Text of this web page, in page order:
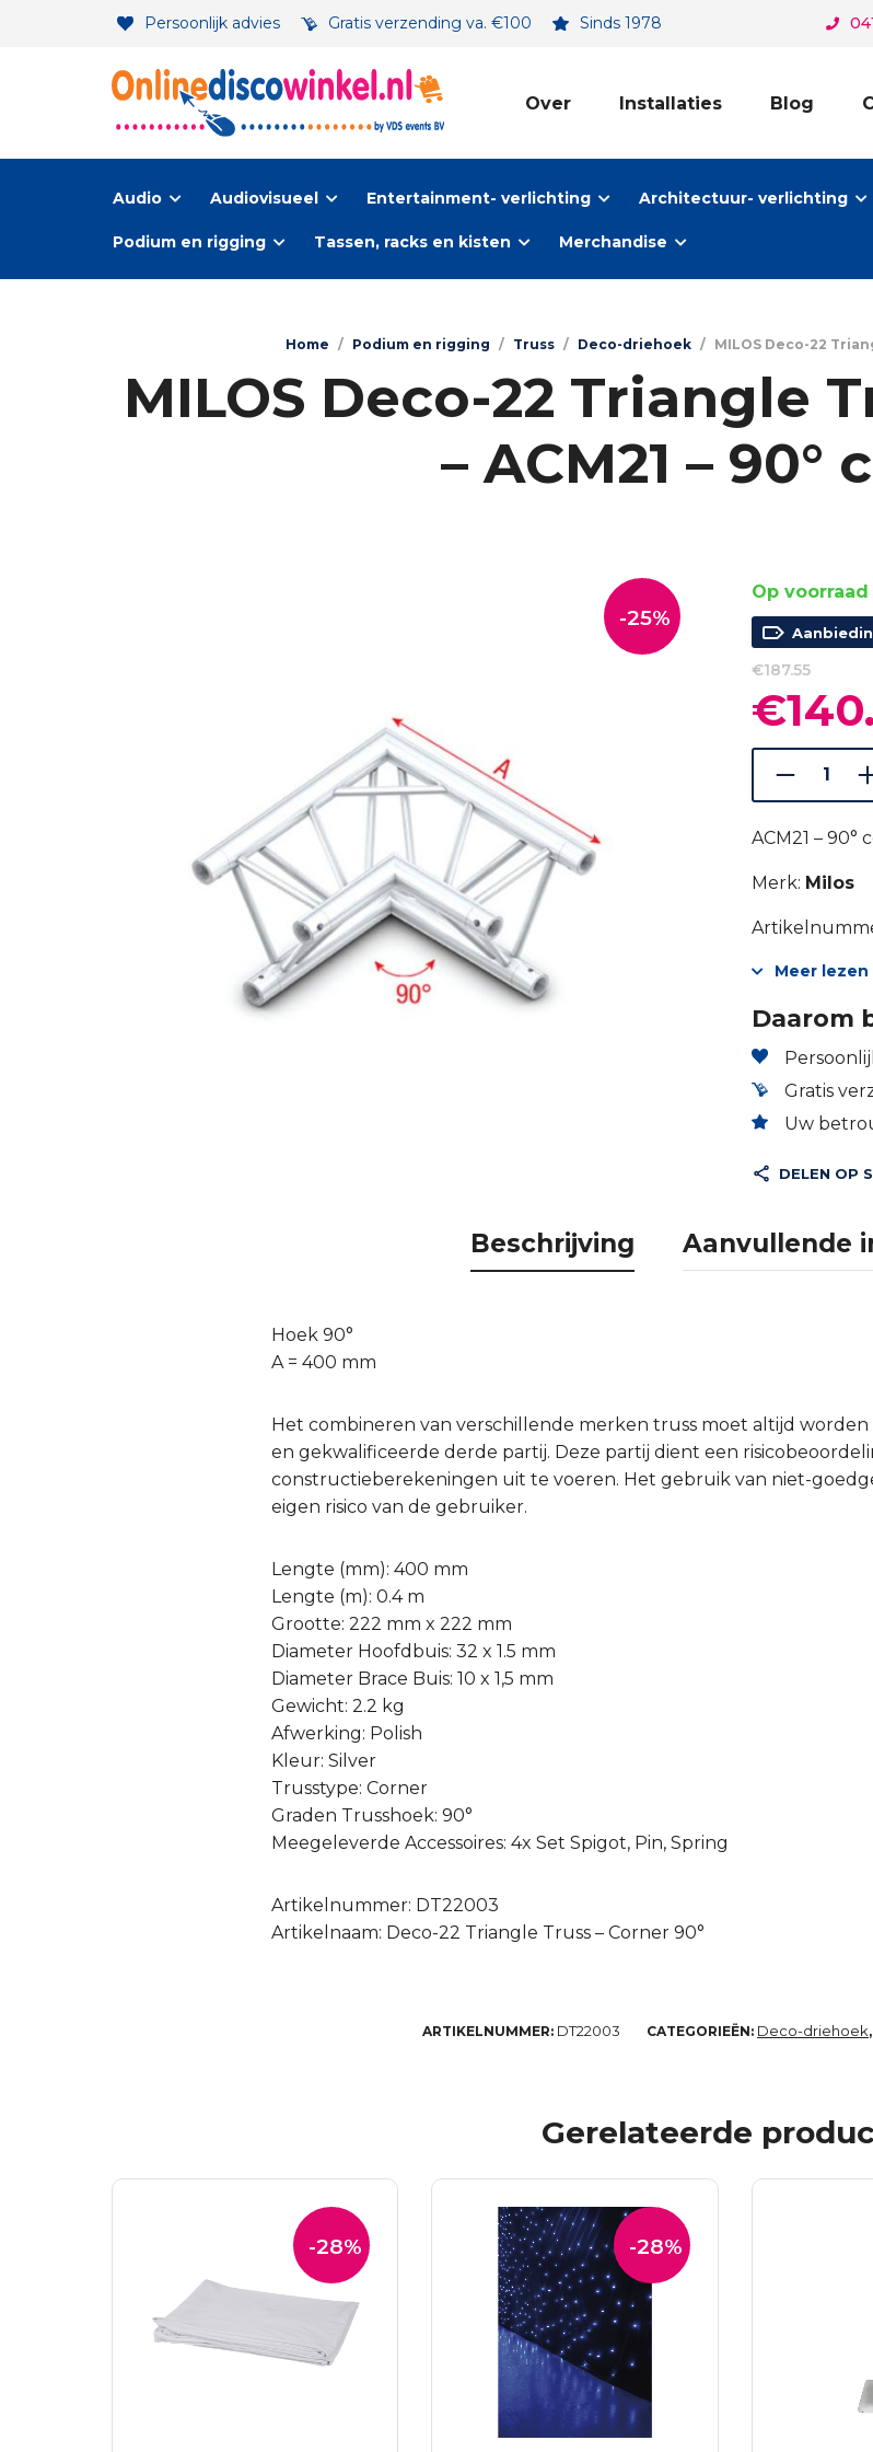
Persoonlijk advies Gratis verzending va. €100 Sinds 1978
Over Installaties Blog
Audio Audiovisueel Entertainment- verlichting Architectuur- verlichting
Podium en rigging Tassen, racks en kisten Merchandise
Home / Podium en rigging / Truss / Deco-driehoek / MILOS Deco-22
MILOS Deco-22 Triangle
– ACM21 – 90°
-25%
Op voorraad
€187.55
prijs
was:
€187.55.
€
ACM21 – 90°
Merk: Milos
Meer lezen
Daarom
Gratis
Uw
DELEN OP
Beschrijving Aanvullende
Hoek 90°
A = 400 mm
Het combineren van verschillende merken truss moet altijd
en gekwalificeerde derde partij. Deze partij dient een
constructieberekeningen uit te voeren. Het gebruik van niet-
eigen risico van de gebruiker.
Lengte (mm): 400 mm
Lengte (m): 0.4 m
Grootte: 222 mm x 222 mm
Diameter Hoofdbuis: 32 x 1.5 mm
Diameter Brace Buis: 10 x 1,5 mm
Gewicht: 2.2 kg
Afwerking: Polish
Kleur: Silver
Trusstype: Corner
Graden Trusshoek: 90°
Meegeleverde Accessoires: 4x Set Spigot, Pin, Spring
Artikelnummer: DT22003
Artikelnaam: Deco-22 Triangle Truss – Corner 90°
ARTIKELNUMMER: DT22003 CATEGORIEËN: Deco-driehoek,
Gerelateerde
-28% -28%